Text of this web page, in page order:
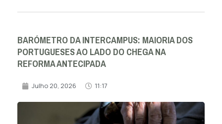
BARÓMETRO DA INTERCAMPUS: MAIORIA DOS
PORTUGUESES AO LADO DO CHEGA NA
REFORMA ANTECIPADA
Julho 20, 2026 11:17